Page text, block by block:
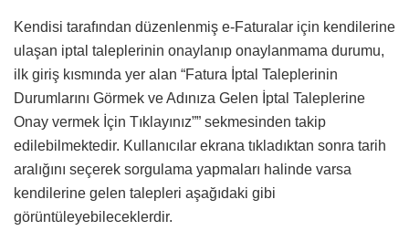
Kendisi tarafından düzenlenmiş e-Faturalar için kendilerine
ulaşan iptal taleplerinin onaylanıp onaylanmama durumu,
ilk giriş kısmında yer alan “Fatura İptal Taleplerinin
Durumlarını Görmek ve Adınıza Gelen İptal Taleplerine
Onay vermek İçin Tıklayınız”” sekmesinden takip
edilebilmektedir. Kullanıcılar ekrana tıkladıktan sonra tarih
aralığını seçerek sorgulama yapmaları halinde varsa
kendilerine gelen talepleri aşağıdaki gibi
görüntüleyebileceklerdir.